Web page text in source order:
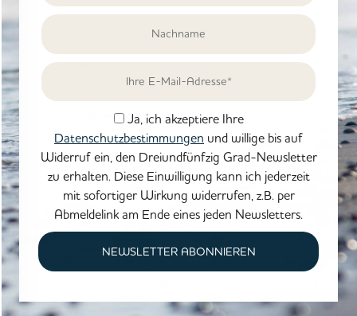
Ja, ich akzeptiere Ihre
Datenschutzbestimmungen und willige bis auf
Widerruf ein, den Dreiundfünfzig Grad-Newsletter
zu erhalten. Diese Einwilligung kann ich jederzeit
mit sofortiger Wirkung widerrufen, z.B. per
Abmeldelink am Ende eines jeden Newsletters.
NEWSLETTER ABONNIEREN